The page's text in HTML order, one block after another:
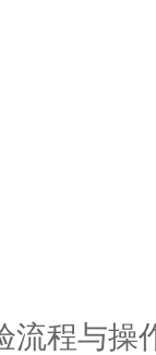
程与操